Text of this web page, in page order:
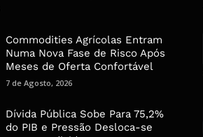
Commodities Agrícolas Entram
Numa Nova Fase de Risco Após
Meses de Oferta Confortável
7 de Agosto, 2026
Dívida Pública Sobe Para 75,2%
do PIB e Pressão Desloca-se